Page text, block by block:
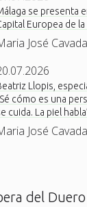
se presenta
Europea de
José
Llopis,
cómo es una
cuida. La piel
José
del Duero